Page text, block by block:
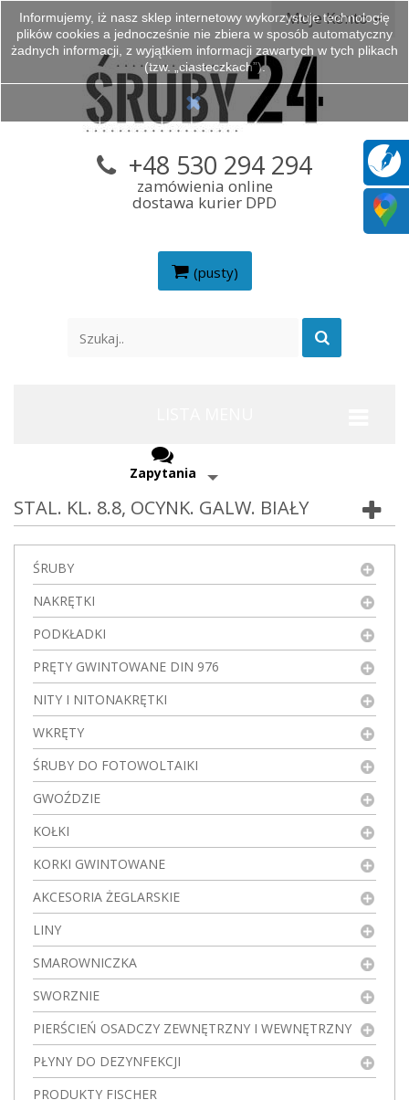
Moje Konto
(pusty)
+48 530 294 294
zamówienia online
dostawa kurier DPD
Zapytania
STAL. KL. 8.8, OCYNK. GALW. BIAŁY
ŚRUBY
NAKRĘTKI
PODKŁADKI
PRĘTY GWINTOWANE DIN 976
NITY I NITONAKRĘTKI
WKRĘTY
ŚRUBY DO FOTOWOLTAIKI
GWOŹDZIE
KOŁKI
KORKI GWINTOWANE
AKCESORIA ŻEGLARSKIE
LINY
SMAROWNICZKA
SWORZNIE
PIERŚCIEŃ OSADCZY ZEWNĘTRZNY I WEWNĘTRZNY
PŁYNY DO DEZYNFEKCJI
PRODUKTY FISCHER
Informujemy, iż nasz sklep internetowy wykorzystuje technologię
plików cookies a jednocześnie nie zbiera w sposób automatyczny
żadnych informacji, z wyjątkiem informacji zawartych w tych plikach
(tzw. „ciasteczkach”).